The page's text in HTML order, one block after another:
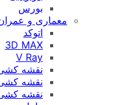
بورس
معماری و
اتوکد
3D MAX
V Ray
نقشه
نقشه
نقشه